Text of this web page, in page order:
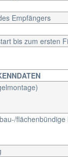
Empfängers
bis zum ersten
flächenbündige